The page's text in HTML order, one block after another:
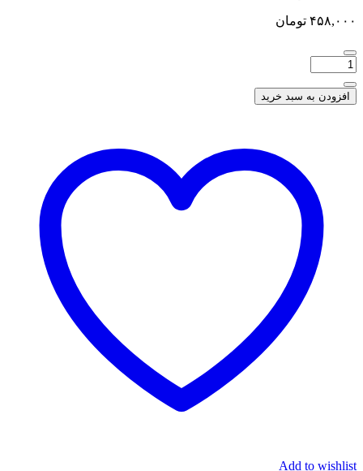
۴۵۸,۰۰۰ تومان
افزودن به سبد خرید
Add to wishlist